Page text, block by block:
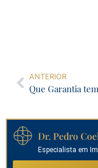
ANTERIOR
Dr. Pedro
Especialista em